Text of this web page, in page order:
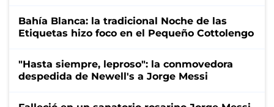
Bahía Blanca: la tradicional Noche de las
Etiquetas hizo foco en el Pequeño Cottolengo
"Hasta siempre, leproso": la conmovedora
despedida de Newell's a Jorge Messi